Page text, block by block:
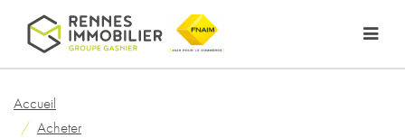
Accueil
Acheter